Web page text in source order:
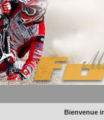
Bienvenue